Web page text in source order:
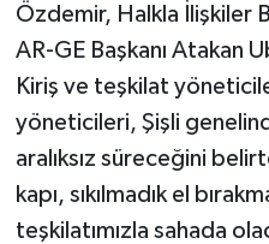
Özdemir, Halkla İlişkiler
AR-GE Başkanı Atakan
Kiriş ve teşkilat
yöneticileri, Şişli
aralıksız süreceğini
kapı, sıkılmadık el
teşkilatımızla sahada